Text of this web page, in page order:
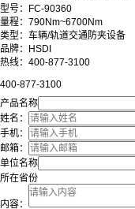
型号：FC-90360
量程：790Nm~6700Nm
类型： 车辆/轨道交通防夹设备
品牌：HSDI
热线：400-877-3100
400-877-3100
产品名称
姓名：
手机：
邮箱：
单位名称
所在省份
内容：